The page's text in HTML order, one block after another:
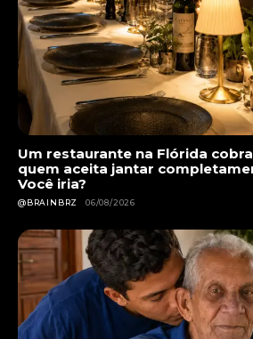
Um restaurante na Flórida
quem aceita jantar
Você iria?
@BRAINBRZ 06/08/2026